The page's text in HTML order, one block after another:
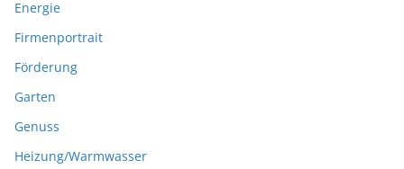
Energie
Firmenportrait
Förderung
Garten
Genuss
Heizung/Warmwasser